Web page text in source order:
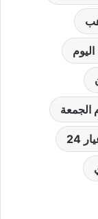
الجمعة
24